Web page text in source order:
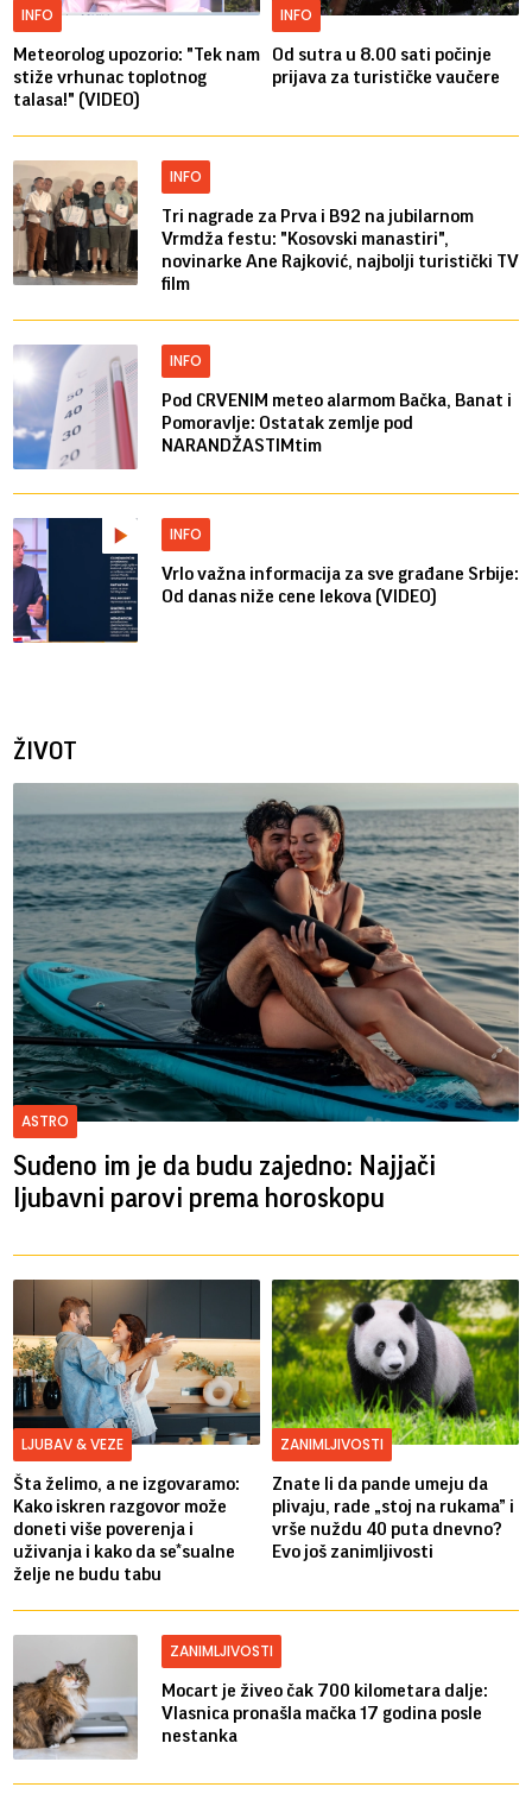
INFO
Meteorolog upozorio: "Tek nam
stiže vrhunac toplotnog
talasa!" (VIDEO)
INFO
Od sutra u 8.00 sati počinje
prijava za turističke vaučere
INFO
Tri nagrade za Prva i B92 na jubilarnom
Vrmdža festu: "Kosovski manastiri",
novinarke Ane Rajković, najbolji turistički TV
film
INFO
Pod CRVENIM meteo alarmom Bačka, Banat i
Pomoravlje: Ostatak zemlje pod
NARANDŽASTIMtim
INFO
Vrlo važna informacija za sve građane Srbije:
Od danas niže cene lekova (VIDEO)
ŽIVOT
ASTRO
Suđeno im je da budu zajedno: Najjači
ljubavni parovi prema horoskopu
LJUBAV & VEZE
Šta želimo, a ne izgovaramo:
Kako iskren razgovor može
doneti više poverenja i
uživanja i kako da se*sualne
želje ne budu tabu
ZANIMLJIVOSTI
Znate li da pande umeju da
plivaju, rade „stoj na rukama” i
vrše nuždu 40 puta dnevno?
Evo još zanimljivosti
ZANIMLJIVOSTI
Mocart je živeo čak 700 kilometara dalje:
Vlasnica pronašla mačka 17 godina posle
nestanka